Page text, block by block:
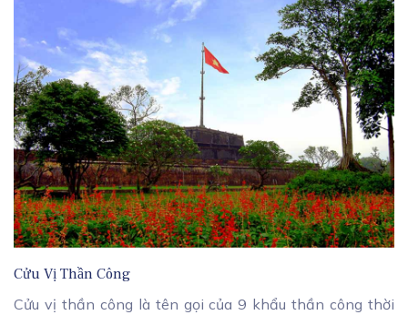
Cửu Vị Thần Công
Cửu vị thần công là tên gọi của 9 khẩu thần công thời